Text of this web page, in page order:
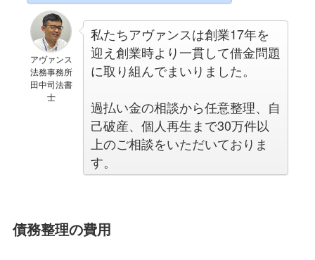
アヴァンス
法務事務所
田中司法書
士
私たちアヴァンスは創業17年を
迎え創業時より一貫して借金問題
に取り組んでまいりました。
過払い金の相談から任意整理、自
己破産、個人再生まで30万件以
上のご相談をいただいておりま
す。
債務整理の費用